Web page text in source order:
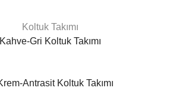
Koltuk Takımı
Kahve-Gri Koltuk Takımı